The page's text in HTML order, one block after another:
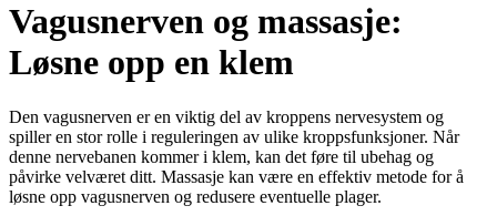
Vagusnerven og massasje:
Løsne opp en klem
Den vagusnerven er en viktig del av kroppens nervesystem og
spiller en stor rolle i reguleringen av ulike kroppsfunksjoner. Når
denne nervebanen kommer i klem, kan det føre til ubehag og
påvirke velværet ditt. Massasje kan være en effektiv metode for å
løsne opp vagusnerven og redusere eventuelle plager.